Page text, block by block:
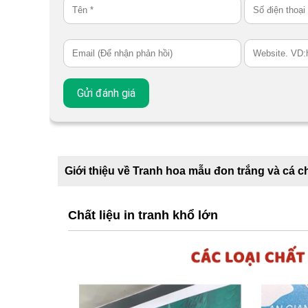
Giới thiệu về Tranh hoa mẫu đon trắng và cá
Chất liệu in tranh khổ lớn